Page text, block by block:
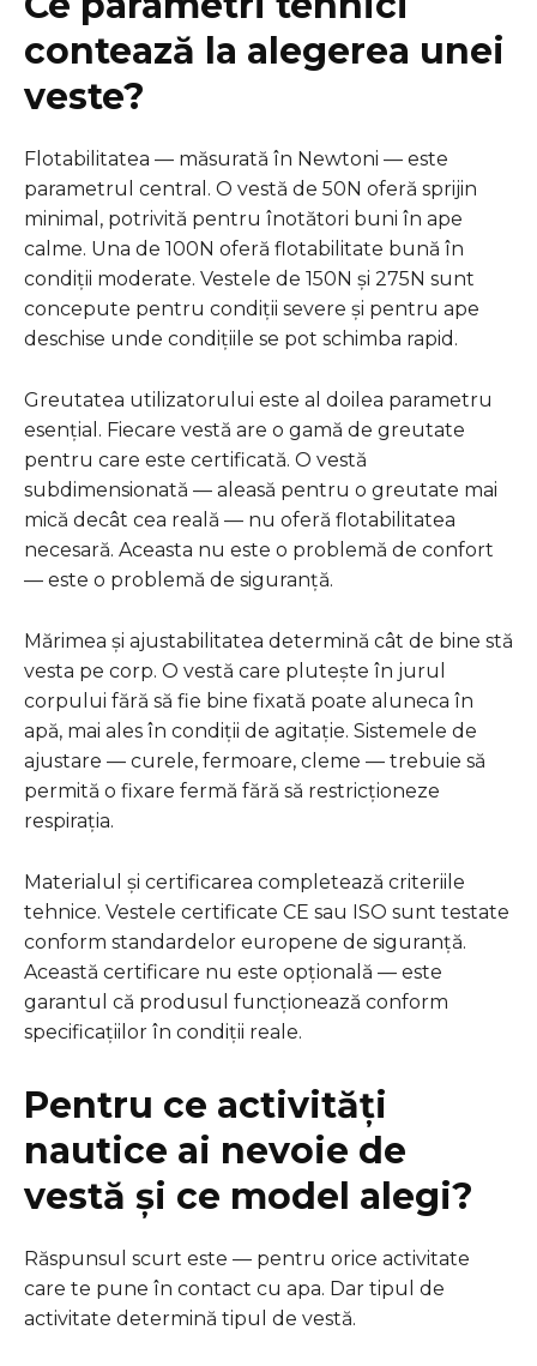
contează la alegerea unei
veste?
Flotabilitatea — măsurată în Newtoni — este
parametrul central. O vestă de 50N oferă sprijin
minimal, potrivită pentru înotători buni în ape
calme. Una de 100N oferă flotabilitate bună în
condiții moderate. Vestele de 150N și 275N sunt
concepute pentru condiții severe și pentru ape
deschise unde condițiile se pot schimba rapid.
Greutatea utilizatorului este al doilea parametru
esențial. Fiecare vestă are o gamă de greutate
pentru care este certificată. O vestă
subdimensionată — aleasă pentru o greutate mai
mică decât cea reală — nu oferă flotabilitatea
necesară. Aceasta nu este o problemă de confort
— este o problemă de siguranță.
Mărimea și ajustabilitatea determină cât de bine stă
vesta pe corp. O vestă care plutește în jurul
corpului fără să fie bine fixată poate aluneca în
apă, mai ales în condiții de agitație. Sistemele de
ajustare — curele, fermoare, cleme — trebuie să
permită o fixare fermă fără să restricționeze
respirația.
Materialul și certificarea completează criteriile
tehnice. Vestele certificate CE sau ISO sunt testate
conform standardelor europene de siguranță.
Această certificare nu este opțională — este
garantul că produsul funcționează conform
specificațiilor în condiții reale.
Pentru ce activități
nautice ai nevoie de
vestă și ce model alegi?
Răspunsul scurt este — pentru orice activitate
care te pune în contact cu apa. Dar tipul de
activitate determină tipul de vestă.